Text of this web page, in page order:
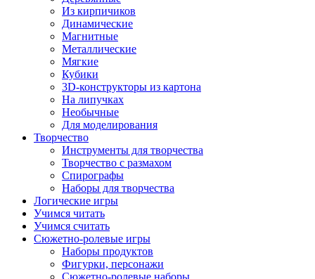
Из кирпичиков
Динамические
Магнитные
Металлические
Мягкие
Кубики
3D-конструкторы из картона
На липучках
Необычные
Для моделирования
Творчество
Инструменты для творчества
Творчество с размахом
Спирографы
Наборы для творчества
Логические игры
Учимся читать
Учимся считать
Сюжетно-ролевые игры
Наборы продуктов
Фигурки, персонажи
Сюжетно-ролевые наборы